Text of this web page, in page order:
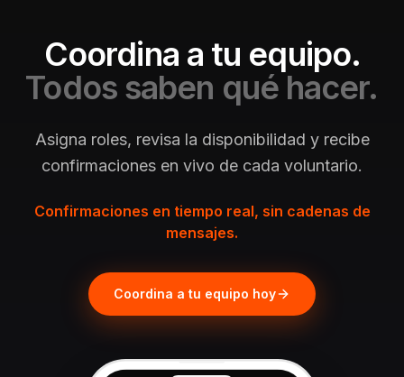
Coordina a tu equipo.
Todos saben qué hacer.
Asigna roles, revisa la disponibilidad y recibe
confirmaciones en vivo de cada voluntario.
Confirmaciones en tiempo real, sin cadenas de
mensajes.
Coordina a tu equipo hoy